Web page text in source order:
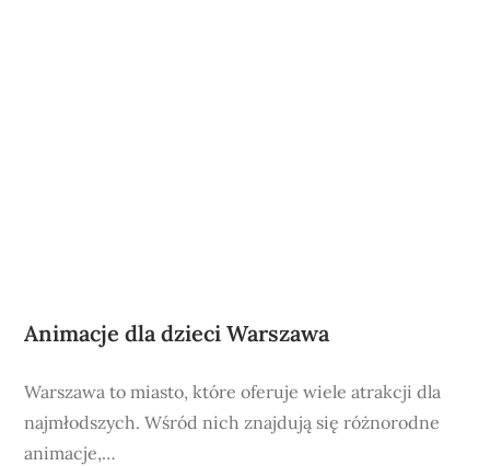
Animacje dla dzieci Warszawa
Warszawa to miasto, które oferuje wiele atrakcji dla
najmłodszych. Wśród nich znajdują się różnorodne
animacje,…